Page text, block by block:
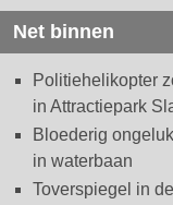
Net binnen
Politiehelikopter
in Attractiepark
Bloederig
in waterbaan
Toverspiegel in